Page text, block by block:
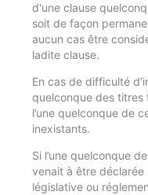
d'une clause
soit de façon
aucun cas être
ladite clause.
En cas de difficulté
quelconque des titres
l’une quelconque de
inexistants.
Si l’une quelconque
venait à être déclarée
législative ou